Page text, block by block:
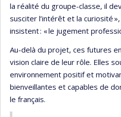
la réalité du groupe-classe, il
susciter l’intérêt et la curiosité
insistent : « le jugement
Au-delà du projet, ces futures
vision claire de leur rôle. Elles
environnement positif et
bienveillantes et capables de
le français.